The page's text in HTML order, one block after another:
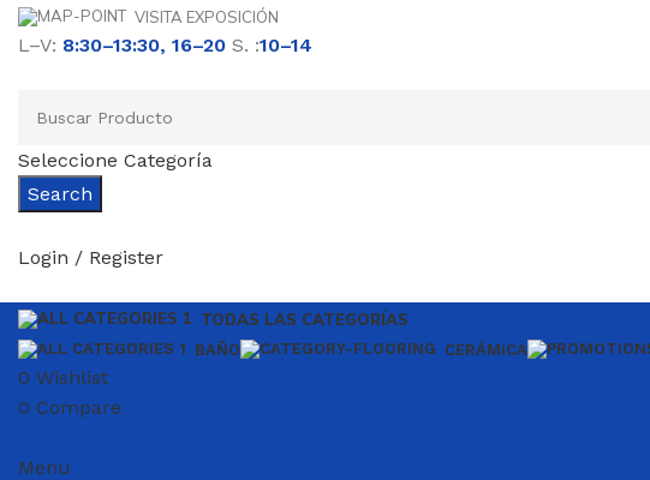
VISITA EXPOSICIÓN
L–V: 8:30–13:30, 16–20 S. :10–14
Seleccione Categoría
Search
Login / Register
TODAS LAS CATEGORÍAS
BAÑO CERÁMICA
0 Wishlist
0 Compare
Menu